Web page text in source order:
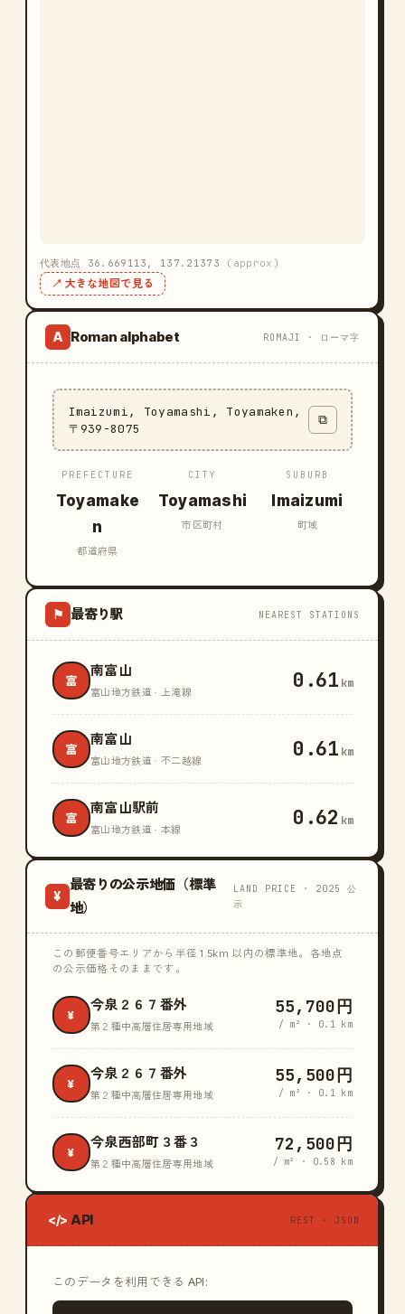
代表地点 36.669113, 137.21373 (approx)
↗ 大きな地図で見る
A Roman alphabet ROMAJI · ローマ字
Imaizumi, Toyamashi, Toyamaken,
〒939-8075
⧉
PREFECTURE
Toyamake
n
都道府県
CITY
Toyamashi
市区町村
SUBURB
Imaizumi
町域
⚑ 最寄り駅 NEAREST STATIONS
富
南富山
富山地方鉄道 · 上滝線 0.61 km
富
南富山
富山地方鉄道 · 不二越線 0.61 km
富
南富山駅前
富山地方鉄道 · 本線 0.62 km
¥
最寄りの公示地価（標準
地）
LAND PRICE · 2025 公
示
この郵便番号エリアから半径 1.5km 以内の標準地。各地点
の公示価格そのままです。
¥
今泉２６７番外
第２種中高層住居専用地域
55,700円
/ m² · 0.1 km
¥
今泉２６７番外
第２種中高層住居専用地域
55,500円
/ m² · 0.1 km
¥
今泉西部町３番３
第２種中高層住居専用地域
72,500円
/ m² · 0.58 km
</> API REST · JSON
このデータを利用できる API: